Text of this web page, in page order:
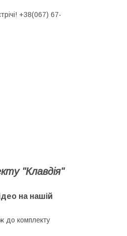
+38(067) 67-
"Клавдія"
на нашій
до комплекту